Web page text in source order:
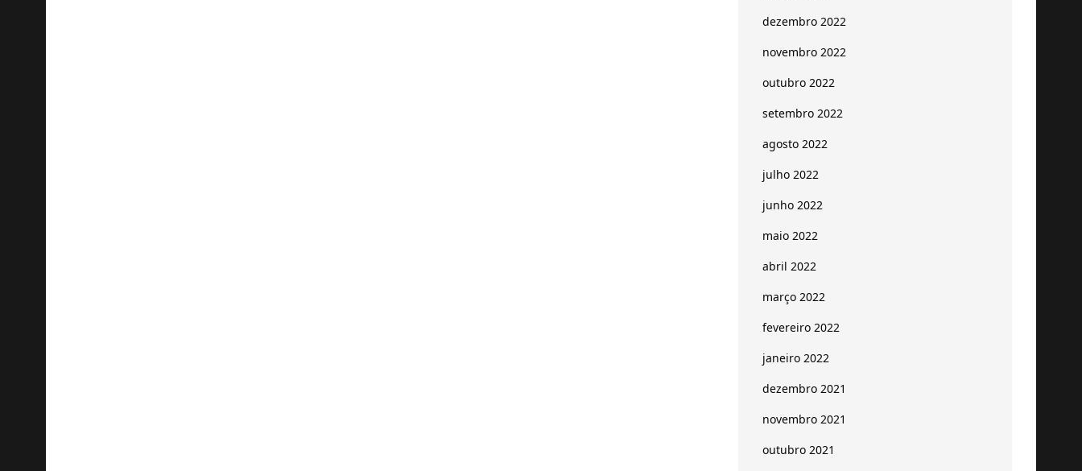
dezembro 2022
novembro 2022
outubro 2022
setembro 2022
agosto 2022
julho 2022
junho 2022
maio 2022
abril 2022
março 2022
fevereiro 2022
janeiro 2022
dezembro 2021
novembro 2021
outubro 2021